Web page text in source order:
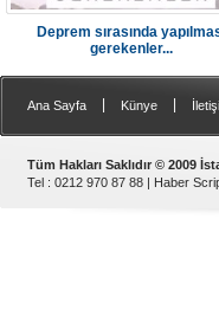
Deprem sırasında
gerekenler...
Ana Sayfa Künye
Tüm Hakları Saklıdır © 2009
Tel : 0212 970 87 88 | Haber